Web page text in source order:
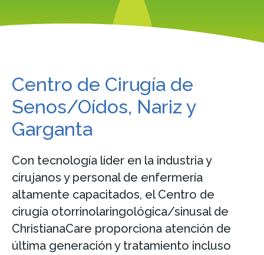
Centro de Cirugía de
Senos/Oídos, Nariz y
Garganta
Con tecnología líder en la industria y
cirujanos y personal de enfermería
altamente capacitados, el Centro de
cirugía otorrinolaringológica/sinusal de
ChristianaCare proporciona atención de
última generación y tratamiento incluso